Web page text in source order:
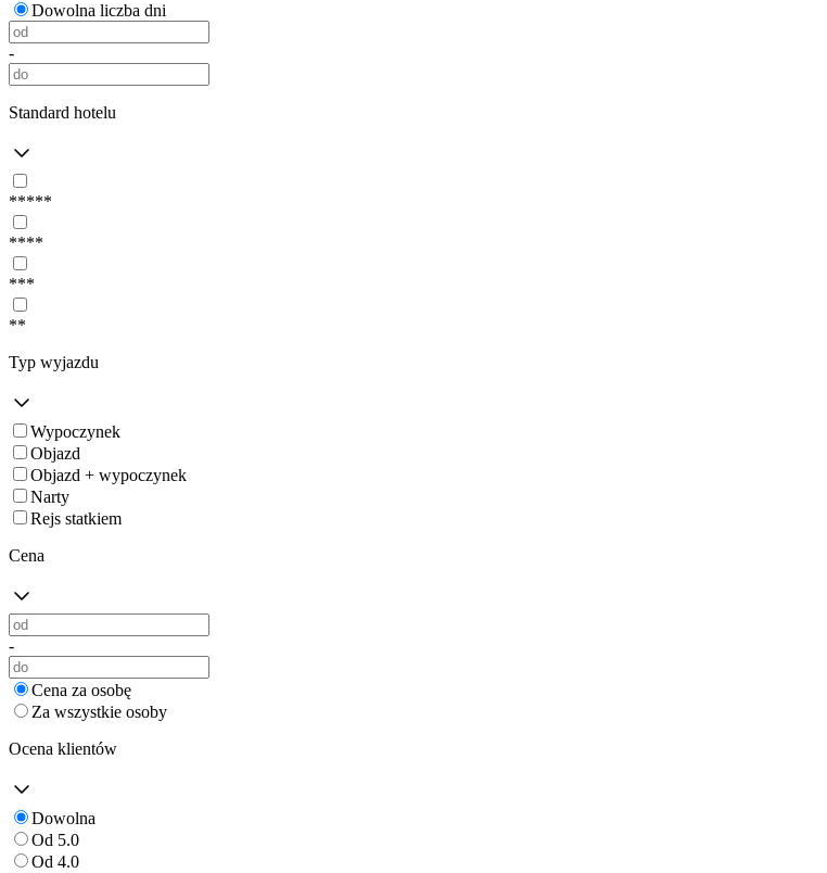
Dowolna liczba dni
-
Standard hotelu
*****
****
***
**
Typ wyjazdu
Wypoczynek
Objazd
Objazd + wypoczynek
Narty
Rejs statkiem
Cena
-
Cena za osobę
Za wszystkie osoby
Ocena klientów
Dowolna
Od 5.0
Od 4.0